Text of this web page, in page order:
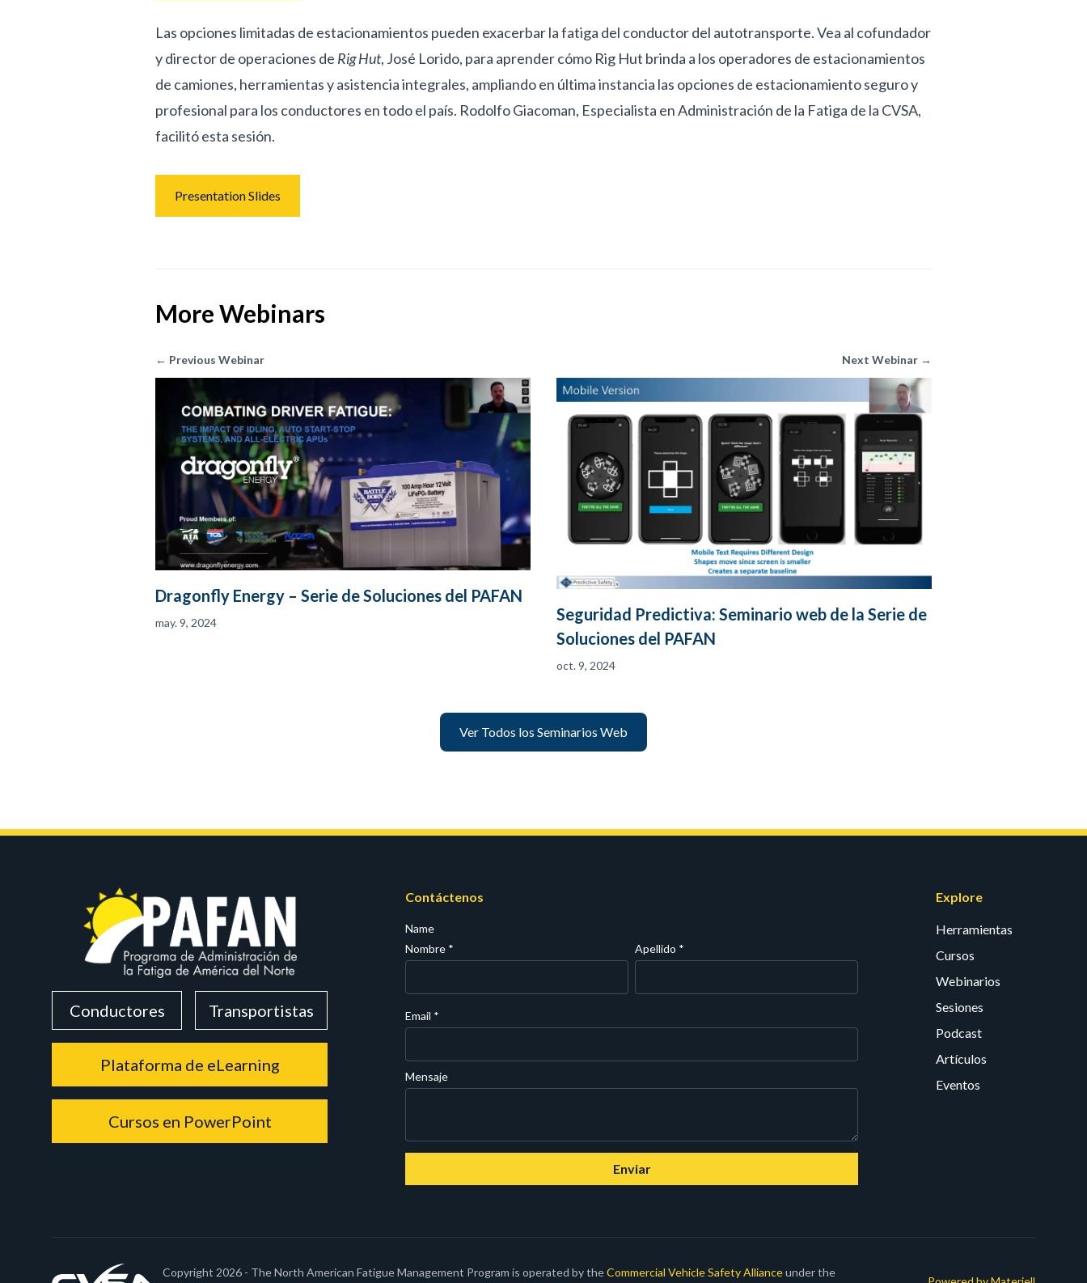
Las opciones limitadas de estacionamientos pueden exacerbar la fatiga del conductor del autotransporte. Vea al cofundador
y director de operaciones de Rig Hut, José Lorido, para aprender cómo Rig Hut brinda a los operadores de estacionamientos
de camiones, herramientas y asistencia integrales, ampliando en última instancia las opciones de estacionamiento seguro y
profesional para los conductores en todo el país. Rodolfo Giacoman, Especialista en Administración de la Fatiga de la CVSA,
facilitó esta sesión.
Presentation Slides
More Webinars
← Previous Webinar
Dragonfly Energy – Serie de Soluciones del PAFAN
may. 9, 2024
Next Webinar →
Seguridad Predictiva: Seminario web de la Serie de
Soluciones del PAFAN
oct. 9, 2024
Ver Todos los Seminarios Web
Conductores Transportistas
Plataforma de eLearning
Cursos en PowerPoint
Contáctenos
Name
Nombre * Apellido *
Email *
Mensaje
Enviar
Explore
Herramientas
Cursos
Webinarios
Sesiones
Podcast
Artículos
Eventos
Copyright 2026 - The North American Fatigue Management Program is operated by theCommercial Vehicle Safety Allianceunder the